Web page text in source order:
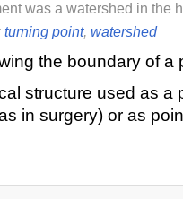
was a watershed in the
turning point, watershed
the boundary of a
structure used as a
in surgery) or as